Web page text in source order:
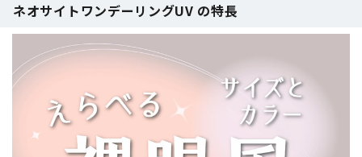
ネオサイトワンデーリングUV の特長